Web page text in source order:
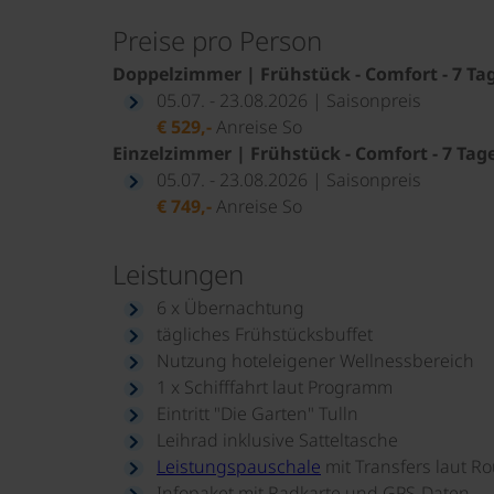
Preise pro Person
Doppelzimmer | Frühstück - Comfort - 7
05.07. - 23.08.2026 | Saisonpreis
€ 529,-Anreise So
Einzelzimmer | Frühstück - Comfort - 7
05.07. - 23.08.2026 | Saisonpreis
€ 749,-Anreise So
Leistungen
6 x Übernachtung
tägliches Frühstücksbuffet
Nutzung hoteleigener Wellnessbereich
1 x Schifffahrt laut Programm
Eintritt "Die Garten" Tulln
Leihrad inklusive Satteltasche
Leistungspauschale mit Transfers laut